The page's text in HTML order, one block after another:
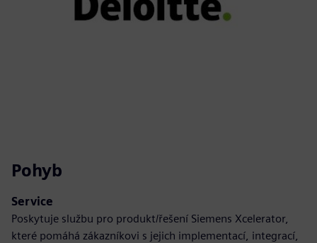
Pohyb
Service
Poskytuje službu pro produkt/řešení Siemens Xcelerator,
které pomáhá zákazníkovi s jejich implementací, integrací,